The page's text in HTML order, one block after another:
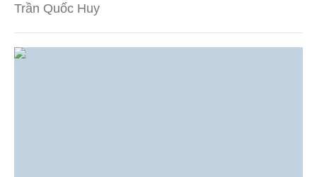
Trần Quốc Huy